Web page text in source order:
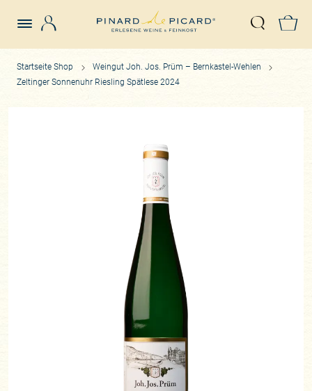
Suche
Startseite Shop
Weingut Joh. Jos. Prüm – Bernkastel-Wehlen
Zeltinger Sonnenuhr Riesling Spätlese 2024